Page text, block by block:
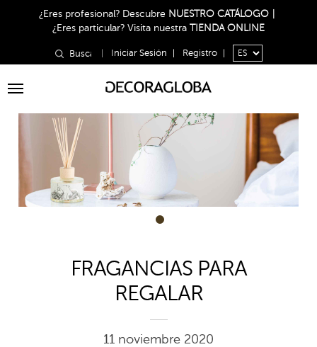
¿Eres profesional? Descubre NUESTRO CATÁLOGO
¿Eres particular? Visita nuestra TIENDA ONLINE
Iniciar Sesión Registro
Toggle
1
FRAGANCIAS PARA
REGALAR
11 noviembre 2020